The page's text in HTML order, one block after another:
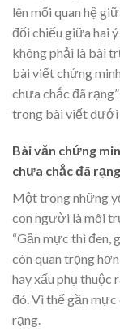
lên mối quan hệ
đối chiếu giữa hai
không phải là bài
bài viết chứng
chưa chắc đã
trong bài viết dưới
Bài văn chứng
chưa chắc đã
Một trong những
con người là môi
“Gần mực thì đen,
còn quan trọng
hay xấu phụ thuộc
đó. Vì thế gần mực
rạng.